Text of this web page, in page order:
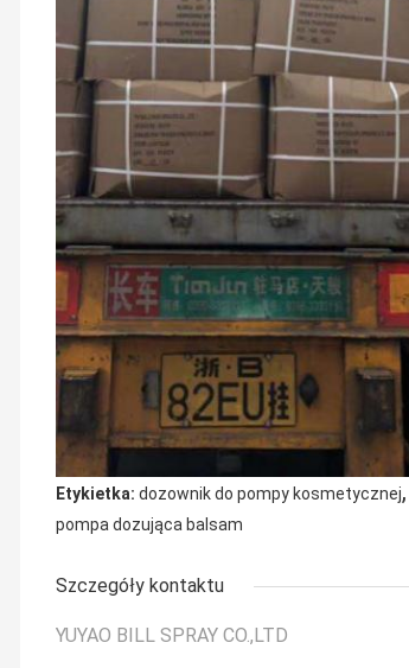
Etykietka: dozownik do pompy kosmetycznej,
pompa dozująca balsam
Szczegóły kontaktu
YUYAO BILL SPRAY CO.,LTD